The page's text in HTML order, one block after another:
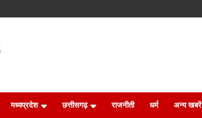
मध्यप्रदेश छत्तीसगढ़ राजनीती धर्म अन्य खबरें